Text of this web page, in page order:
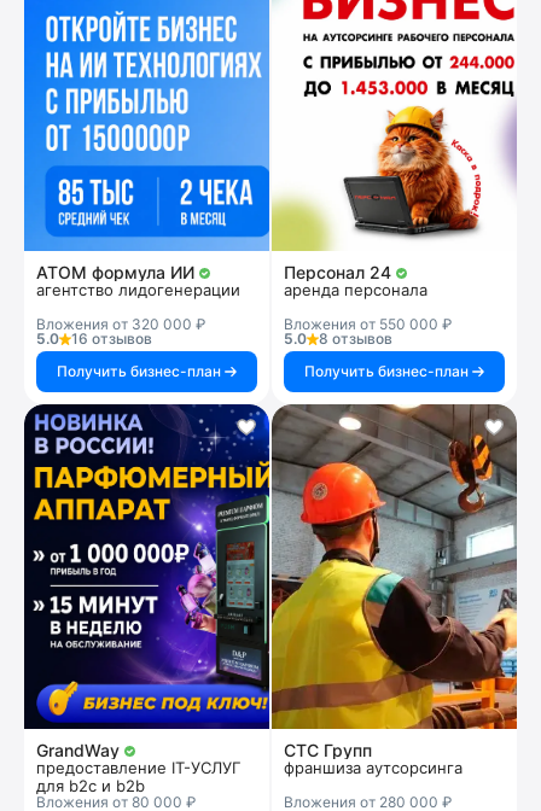
АТОМ формула ИИ
агентство лидогенерации
Вложения от 320 000 ₽
5.0
16 отзывов
Получить бизнес-план
Персонал 24
аренда персонала
Вложения от 550 000 ₽
5.0
8 отзывов
Получить бизнес-план
GrandWay
предоставление IT-УСЛУГ
для b2c и b2b
Вложения от 80 000 ₽
СТС Групп
франшиза аутсорсинга
Вложения от 280 000 ₽